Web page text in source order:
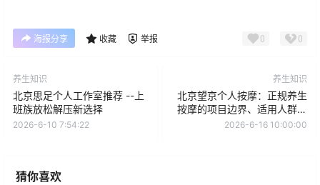
海报分享 收藏 举报 0 0
养生知识
北京思足个人工作室推荐 --上
班族放松解压新选择
2026-6-10 7:54:22
养生知识
北京望京个人按摩：正规养生
按摩的项目边界、适用人群与
选择标准
2026-6-16 10:00:00
猜你喜欢